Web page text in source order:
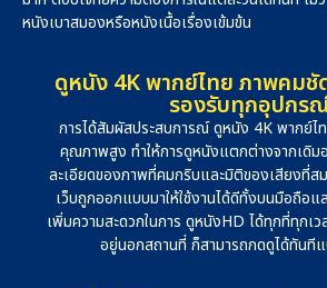
หนังเบาสมองหรือหนังเนื้อเรื่องเข้มข้น
ดูหนัง 4K พากย์ไทย ภาพคมชั
รองรับทุกอุปกร
การได้สัมผัสประสบการณ์ ดูหนัง 4K พากย์ไ
คุณภาพสูง ทำให้การดูหนังแตกต่างจากเดิม
ละเอียดของภาพที่คมกริบและมิติของเสียงที่ส
เว็บถูกออกแบบมาให้ใช้งานได้ดีทั้งบนมือถือ
เพิ่มความสะดวกในการ ดูหนังHD ได้ทุกที่ทุกเว
อยู่นอกสถานที่ ก็สามารถกดดูได้ทันที